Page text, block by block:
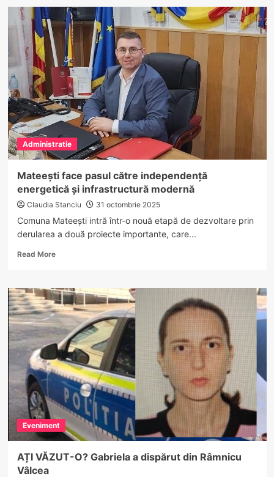
Fotbal
entuziasm
Păușești
Măglași:
bază
sportivă
nouă
și
planuri
pentru
vestiare
moderne
Administratie
Mateești face pasul către independență
energetică și infrastructură modernă
Claudia Stanciu 31 octombrie 2025
Comuna Mateești intră într-o nouă etapă de dezvoltare prin
derularea a două proiecte importante, care...
Read MoreRead
Mateești
face
pasul
către
independență
energetică
și
infrastructură
modernă
Eveniment
AȚI VĂZUT-O? Gabriela a dispărut din Râmnicu
Vâlcea